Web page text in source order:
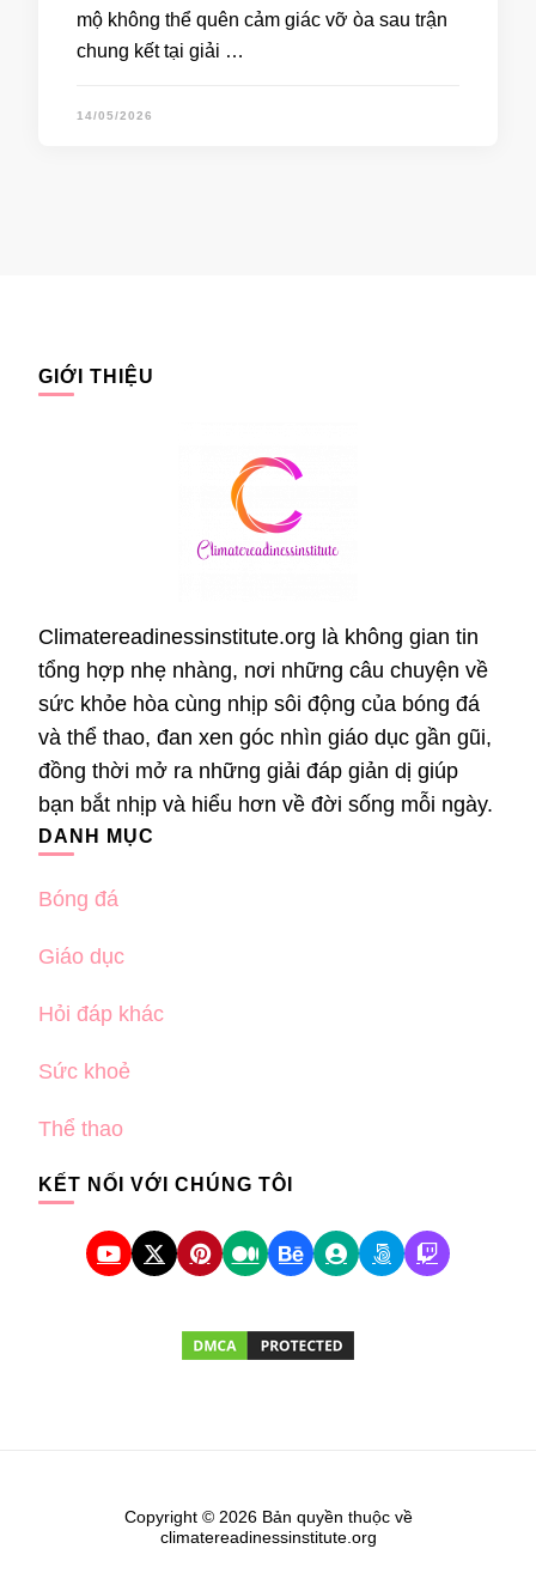
mộ không thể quên cảm giác vỡ òa sau trận
chung kết tại giải …
14/05/2026
GIỚI THIỆU
Climatereadinessinstitute.org là không gian tin
tổng hợp nhẹ nhàng, nơi những câu chuyện về
sức khỏe hòa cùng nhịp sôi động của bóng đá
và thể thao, đan xen góc nhìn giáo dục gần gũi,
đồng thời mở ra những giải đáp giản dị giúp
bạn bắt nhịp và hiểu hơn về đời sống mỗi ngày.
DANH MỤC
Bóng đá
Giáo dục
Hỏi đáp khác
Sức khoẻ
Thể thao
KẾT NỐI VỚI CHÚNG TÔI
Copyright © 2026 Bản quyền thuộc về
climatereadinessinstitute.org